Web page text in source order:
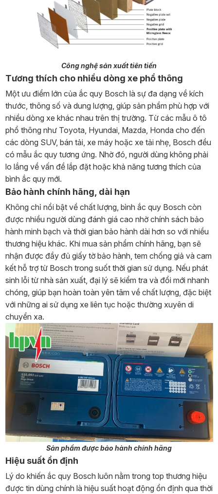
Công nghệ sản xuất tiên tiến
Tương thích cho nhiều dòng xe phổ thông
Một ưu điểm lớn của ắc quy Bosch là sự đa dạng về kích
thước, thông số và dung lượng, giúp sản phẩm phù hợp với
nhiều dòng xe khác nhau trên thị trường. Từ các mẫu ô tô
phổ thông như Toyota, Hyundai, Mazda, Honda cho đến
các dòng SUV, bán tải, xe máy hoặc xe tải nhẹ, Bosch đều
có mẫu ắc quy tương ứng. Nhờ đó, người dùng không phải
lo lắng về vấn đề lắp đặt hoặc khả năng tương thích của
bình ắc quy mới.
Bảo hành chính hãng, dài hạn
Không chỉ nổi bật về chất lượng, bình ắc quy Bosch còn
được nhiều người dùng đánh giá cao nhờ chính sách bảo
hành minh bạch và thời gian bảo hành dài hơn so với nhiều
thương hiệu khác. Khi mua sản phẩm chính hãng, bạn sẽ
nhận được đầy đủ giấy tờ bảo hành, tem chống giả và cam
kết hỗ trợ từ Bosch trong suốt thời gian sử dụng. Nếu phát
sinh lỗi từ nhà sản xuất, đại lý sẽ kiểm tra và đổi mới nhanh
chóng, giúp bạn hoàn toàn yên tâm về chất lượng, đặc biệt
với những ai sử dụng xe liên tục hoặc thường xuyên di
chuyển xa.
Sản phẩm được bảo hành chính hãng
Hiệu suất ổn định
Lý do khiến ắc quy Bosch luôn nằm trong top thương hiệu
được tin dùng chính là hiệu suất hoạt động ổn định qua thời